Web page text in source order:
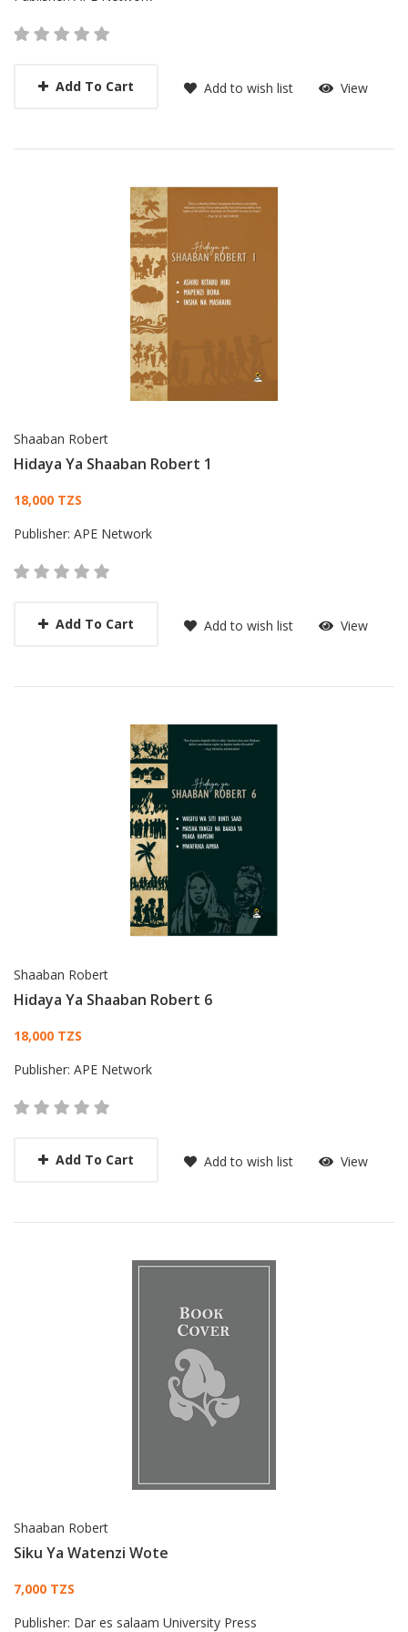
Add To Cart Add to wish list View
Shaaban Robert
Hidaya Ya Shaaban Robert 1
Card List Article
18,000 TZS
Publisher: APE Network
Add To Cart Add to wish list View
Shaaban Robert
Hidaya Ya Shaaban Robert 6
Card List Article
18,000 TZS
Publisher: APE Network
Add To Cart Add to wish list View
Shaaban Robert
Siku Ya Watenzi Wote
Card List Article
7,000 TZS
Publisher: Dar es salaam University Press